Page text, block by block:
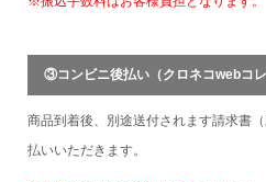
③コンビニ後払い（クロネコwebコレ
商品到着後、別途送付されます請求書
払いいただきます。